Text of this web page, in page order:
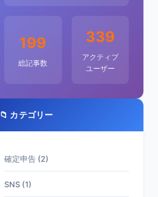
199
総記事数
339
アクティブ
ユーザー
📁 カテゴリー
確定申告 (2)
SNS (1)